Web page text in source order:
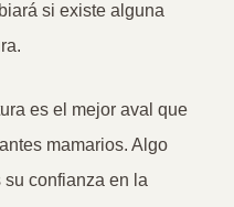
si existe alguna
es el mejor aval que
mamarios. Algo
su confianza en la